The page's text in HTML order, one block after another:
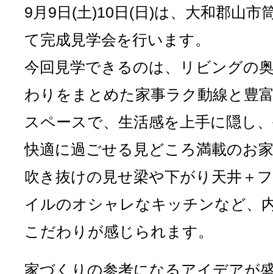
9月9日(土)10日(日)は、大和郡山市
て完成見学会を行います。
今回見学できるのは、リビングの
わりをまとめた家事ラク動線と豊
スペースで、生活感を上手に隠し
快適に過ごせる見どころ満載のお
吹き抜けの見せ梁や下がり天井＋
イルのオシャレなキッチンなど、
こだわりが感じられます。
家づくりの参考になるアイデアが